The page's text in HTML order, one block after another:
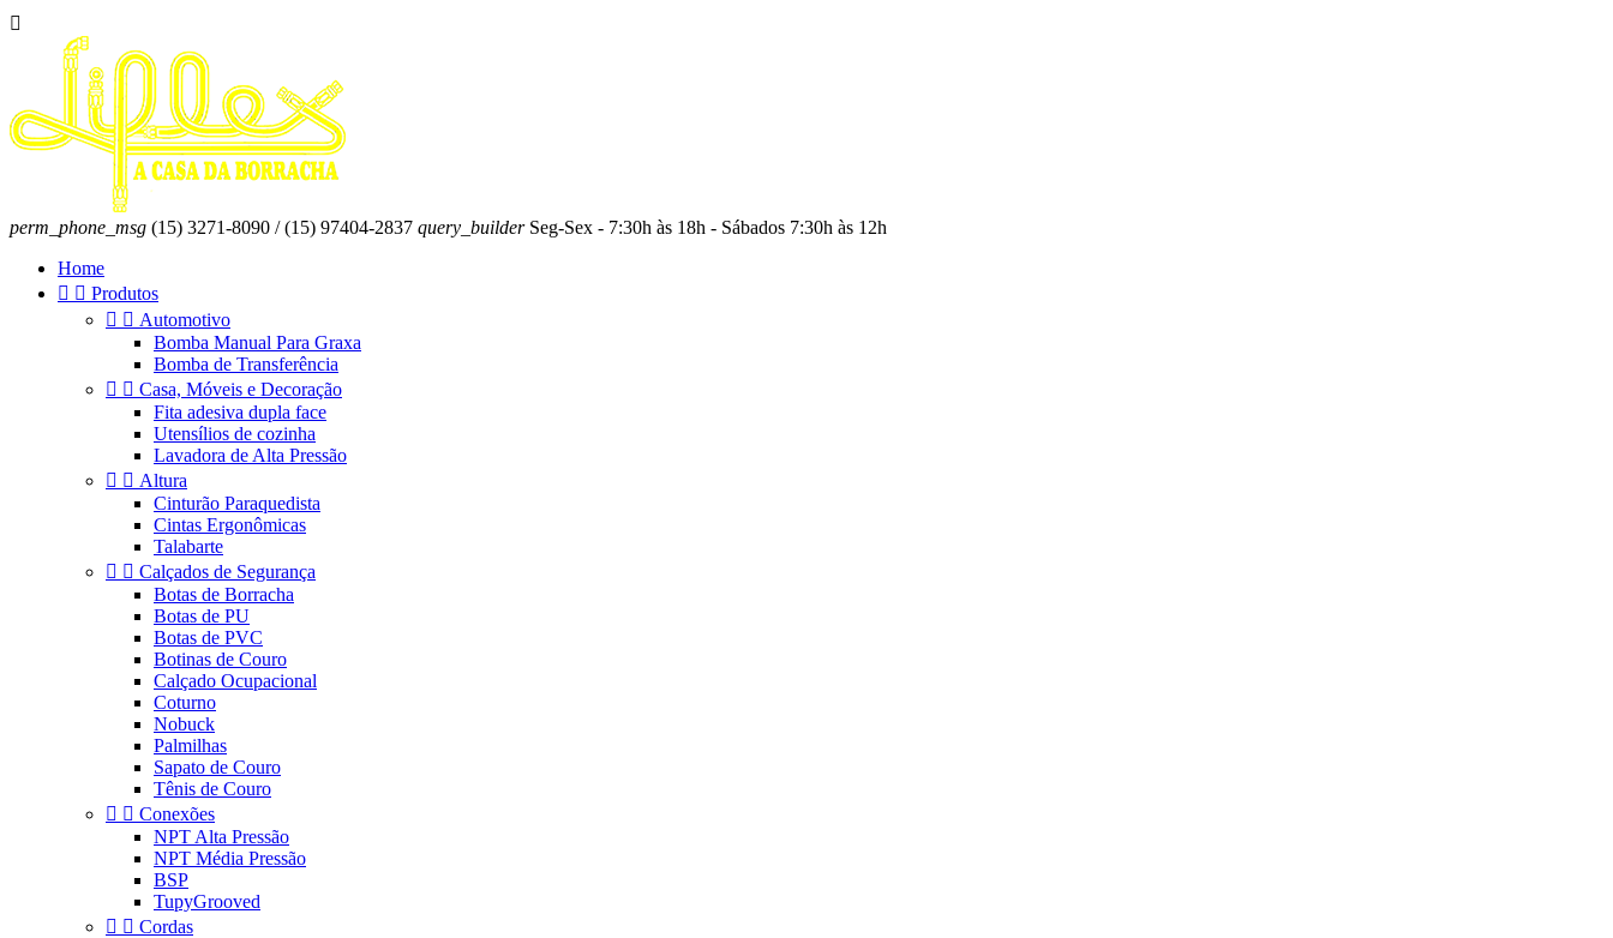

perm_phone_msg (15) 3271-8090 / (15) 97404-2837 query_builderSeg-Sex - 7:30h às 18h - Sábados 7:30h às 12h
Home
  Produtos
  Automotivo
Bomba Manual Para Graxa
Bomba de Transferência
  Casa, Móveis e Decoração
Fita adesiva dupla face
Utensílios de cozinha
Lavadora de Alta Pressão
  Altura
Cinturão Paraquedista
Cintas Ergonômicas
Talabarte
  Calçados de Segurança
Botas de Borracha
Botas de PU
Botas de PVC
Botinas de Couro
Calçado Ocupacional
Coturno
Nobuck
Palmilhas
Sapato de Couro
Tênis de Couro
  Conexões
NPT Alta Pressão
NPT Média Pressão
BSP
TupyGrooved
  Cordas